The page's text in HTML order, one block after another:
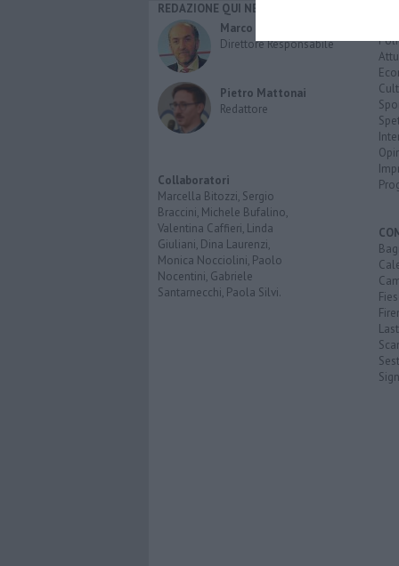
REDAZIONE QUI NEWS
Marco Migli
Direttore Responsabile
Pietro Mattonai
Redattore
Collaboratori
Marcella Bitozzi, Sergio
Braccini, Michele Bufalino,
Valentina Caffieri, Linda
Giuliani, Dina Laurenzi,
Monica Nocciolini, Paolo
Nocentini, Gabriele
Santarnecchi, Paola Silvi.